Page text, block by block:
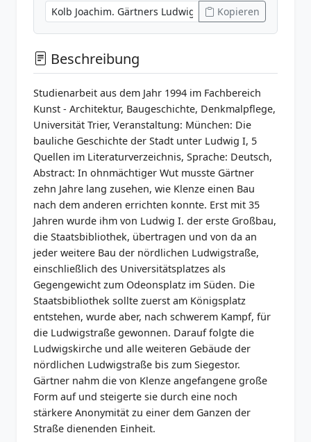
Kopieren
Beschreibung
Studienarbeit aus dem Jahr 1994 im Fachbereich
Kunst - Architektur, Baugeschichte, Denkmalpflege,
Universität Trier, Veranstaltung: München: Die
bauliche Geschichte der Stadt unter Ludwig I, 5
Quellen im Literaturverzeichnis, Sprache: Deutsch,
Abstract: In ohnmächtiger Wut musste Gärtner
zehn Jahre lang zusehen, wie Klenze einen Bau
nach dem anderen errichten konnte. Erst mit 35
Jahren wurde ihm von Ludwig I. der erste Großbau,
die Staatsbibliothek, übertragen und von da an
jeder weitere Bau der nördlichen Ludwigstraße,
einschließlich des Universitätsplatzes als
Gegengewicht zum Odeonsplatz im Süden. Die
Staatsbibliothek sollte zuerst am Königsplatz
entstehen, wurde aber, nach schwerem Kampf, für
die Ludwigstraße gewonnen. Darauf folgte die
Ludwigskirche und alle weiteren Gebäude der
nördlichen Ludwigstraße bis zum Siegestor.
Gärtner nahm die von Klenze angefangene große
Form auf und steigerte sie durch eine noch
stärkere Anonymität zu einer dem Ganzen der
Straße dienenden Einheit.